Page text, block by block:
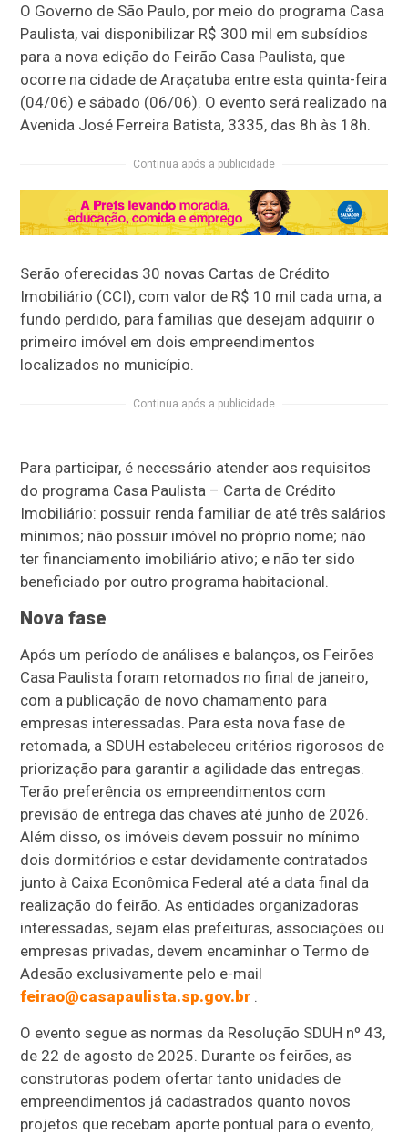
O Governo de São Paulo, por meio do programa Casa
Paulista, vai disponibilizar R$ 300 mil em subsídios
para a nova edição do Feirão Casa Paulista, que
ocorre na cidade de Araçatuba entre esta quinta-feira
(04/06) e sábado (06/06). O evento será realizado na
Avenida José Ferreira Batista, 3335, das 8h às 18h.
Continua após a publicidade
Serão oferecidas 30 novas Cartas de Crédito
Imobiliário (CCI), com valor de R$ 10 mil cada uma, a
fundo perdido, para famílias que desejam adquirir o
primeiro imóvel em dois empreendimentos
localizados no município.
Continua após a publicidade
Para participar, é necessário atender aos requisitos
do programa Casa Paulista – Carta de Crédito
Imobiliário: possuir renda familiar de até três salários
mínimos; não possuir imóvel no próprio nome; não
ter financiamento imobiliário ativo; e não ter sido
beneficiado por outro programa habitacional.
Nova fase
Após um período de análises e balanços, os Feirões
Casa Paulista foram retomados no final de janeiro,
com a publicação de novo chamamento para
empresas interessadas. Para esta nova fase de
retomada, a SDUH estabeleceu critérios rigorosos de
priorização para garantir a agilidade das entregas.
Terão preferência os empreendimentos com
previsão de entrega das chaves até junho de 2026.
Além disso, os imóveis devem possuir no mínimo
dois dormitórios e estar devidamente contratados
junto à Caixa Econômica Federal até a data final da
realização do feirão. As entidades organizadoras
interessadas, sejam elas prefeituras, associações ou
empresas privadas, devem encaminhar o Termo de
Adesão exclusivamente pelo e-mail
feirao@casapaulista.sp.gov.br .
O evento segue as normas da Resolução SDUH nº 43,
de 22 de agosto de 2025. Durante os feirões, as
construtoras podem ofertar tanto unidades de
empreendimentos já cadastrados quanto novos
projetos que recebam aporte pontual para o evento,